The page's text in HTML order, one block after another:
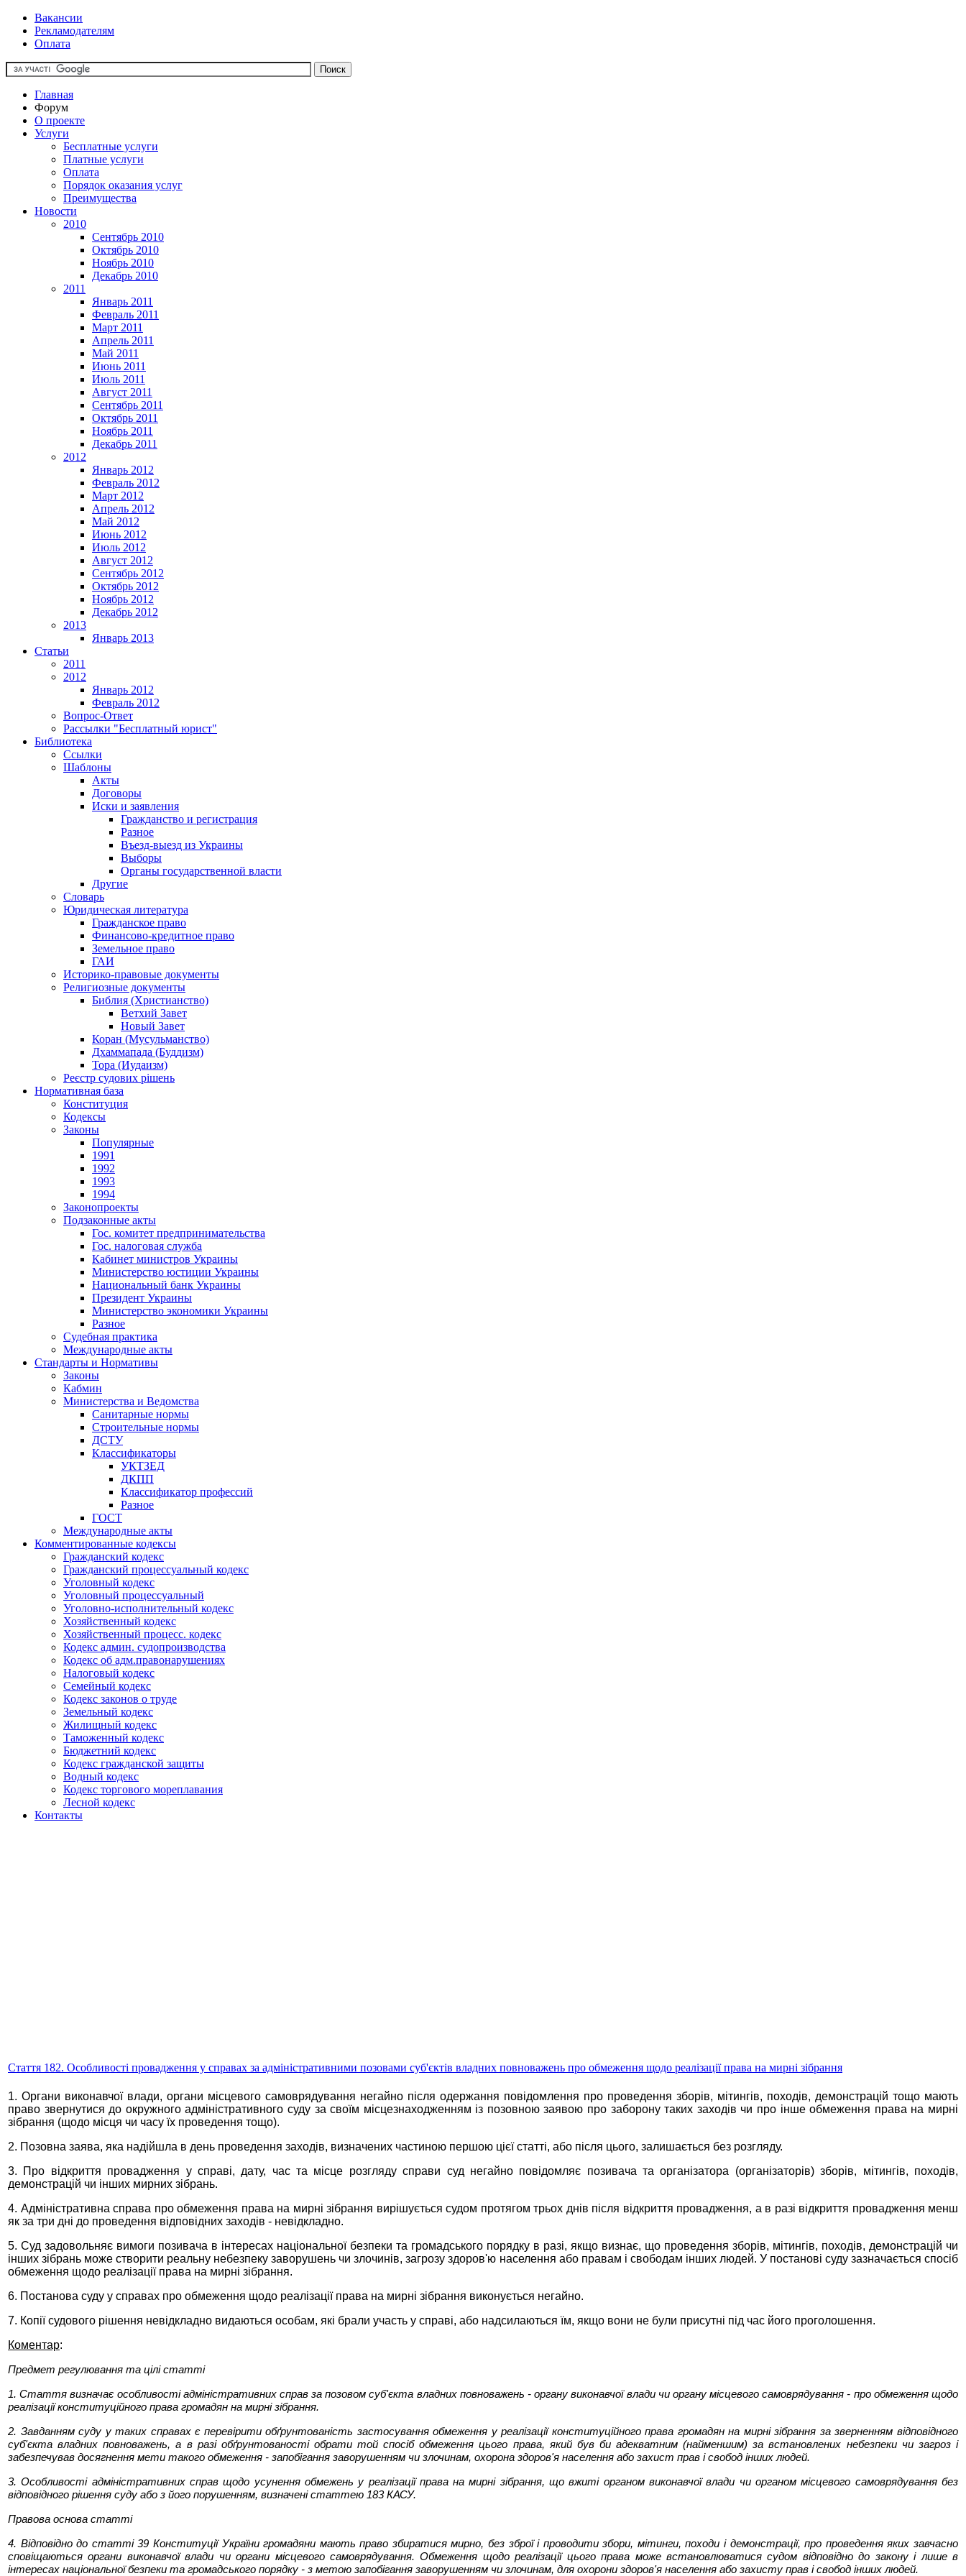
Вакансии
Рекламодателям
Оплата
Главная
Форум
О проекте
Услуги
Бесплатные услуги
Платные услуги
Оплата
Порядок оказания услуг
Преимущества
Новости
2010
Сентябрь 2010
Октябрь 2010
Ноябрь 2010
Декабрь 2010
2011
Январь 2011
Февраль 2011
Март 2011
Апрель 2011
Май 2011
Июнь 2011
Июль 2011
Август 2011
Сентябрь 2011
Октябрь 2011
Ноябрь 2011
Декабрь 2011
2012
Январь 2012
Февраль 2012
Март 2012
Апрель 2012
Май 2012
Июнь 2012
Июль 2012
Август 2012
Сентябрь 2012
Октябрь 2012
Ноябрь 2012
Декабрь 2012
2013
Январь 2013
Статьи
2011
2012
Январь 2012
Февраль 2012
Вопрос-Ответ
Рассылки "Бесплатный юрист"
Библиотека
Ссылки
Шаблоны
Акты
Договоры
Иски и заявления
Гражданство и регистрация
Разное
Въезд-выезд из Украины
Выборы
Органы государственной власти
Другие
Словарь
Юридическая литература
Гражданское право
Финансово-кредитное право
Земельное право
ГАИ
Историко-правовые документы
Религиозные документы
Библия (Христианство)
Ветхий Завет
Новый Завет
Коран (Мусульманство)
Дхаммапада (Буддизм)
Тора (Иудаизм)
Реєстр судових рішень
Нормативная база
Конституция
Кодексы
Законы
Популярные
1991
1992
1993
1994
Законопроекты
Подзаконные акты
Гос. комитет предпринимательства
Гос. налоговая служба
Кабинет министров Украины
Министерство юстиции Украины
Национальный банк Украины
Президент Украины
Министерство экономики Украины
Разное
Судебная практика
Международные акты
Стандарты и Нормативы
Законы
Кабмин
Министерства и Ведомства
Санитарные нормы
Строительные нормы
ДСТУ
Классификаторы
УКТЗЕД
ДКПП
Классификатор профессий
Разное
ГОСТ
Международные акты
Комментированные кодексы
Гражданский кодекс
Гражданский процессуальный кодекс
Уголовный кодекс
Уголовный процессуальный
Уголовно-исполнительный кодекс
Хозяйственный кодекс
Хозяйственный процесс. кодекс
Кодекс админ. судопроизводства
Кодекс об адм.правонарушениях
Налоговый кодекс
Семейный кодекс
Кодекс законов о труде
Земельный кодекс
Жилищный кодекс
Таможенный кодекс
Бюджетний кодекс
Кодекс гражданской защиты
Водный кодекс
Кодекс торгового мореплавания
Лесной кодекс
Контакты
Стаття 182. Особливості провадження у справах за адміністративними позовами суб'єктів владних повноважень про обмеження щодо реалізації права на мирні зібрання
1. Органи виконавчої влади, органи місцевого самоврядування негайно після одержання повідомлення про проведення зборів, мітингів, походів, демонстрацій тощо мають
право звернутися до окружного адміністративного суду за своїм місцезнаходженням із позовною заявою про заборону таких заходів чи про інше обмеження права на мирні
зібрання (щодо місця чи часу їх проведення тощо).
2. Позовна заява, яка надійшла в день проведення заходів, визначених частиною першою цієї статті, або після цього, залишається без розгляду.
3. Про відкриття провадження у справі, дату, час та місце розгляду справи суд негайно повідомляє позивача та організатора (організаторів) зборів, мітингів, походів,
демонстрацій чи інших мирних зібрань.
4. Адміністративна справа про обмеження права на мирні зібрання вирішується судом протягом трьох днів після відкриття провадження, а в разі відкриття провадження менш
як за три дні до проведення відповідних заходів - невідкладно.
5. Суд задовольняє вимоги позивача в інтересах національної безпеки та громадського порядку в разі, якщо визнає, що проведення зборів, мітингів, походів, демонстрацій чи
інших зібрань може створити реальну небезпеку заворушень чи злочинів, загрозу здоров'ю населення або правам і свободам інших людей. У постанові суду зазначається спосіб
обмеження щодо реалізації права на мирні зібрання.
6. Постанова суду у справах про обмеження щодо реалізації права на мирні зібрання виконується негайно.
7. Копії судового рішення невідкладно видаються особам, які брали участь у справі, або надсилаються їм, якщо вони не були присутні під час його проголошення.
Коментар:
Предмет регулювання та цілі статті
1. Стаття визначає особливості адміністративних справ за позовом суб'єкта владних повноважень - органу виконавчої влади чи органу місцевого самоврядування - про обмеження щодо
реалізації конституційного права громадян на мирні зібрання.
2. Завданням суду у таких справах є перевірити обґрунтованість застосування обмеження у реалізації конституційного права громадян на мирні зібрання за зверненням відповідного
суб'єкта владних повноважень, а в разі обґрунтованості обрати той спосіб обмеження цього права, який був би адекватним (найменшим) за встановлених небезпеки чи загроз і
забезпечував досягнення мети такого обмеження - запобігання заворушенням чи злочинам, охорона здоров'я населення або захист прав і свобод інших людей.
3. Особливості адміністративних справ щодо усунення обмежень у реалізації права на мирні зібрання, що вжиті органом виконавчої влади чи органом місцевого самоврядування без
відповідного рішення суду або з його порушенням, визначені статтею 183 КАСУ.
Правова основа статті
4. Відповідно до статті 39 Конституції України громадяни мають право збиратися мирно, без зброї і проводити збори, мітинги, походи і демонстрації, про проведення яких завчасно
сповіщаються органи виконавчої влади чи органи місцевого самоврядування. Обмеження щодо реалізації цього права може встановлюватися судом відповідно до закону і лише в
інтересах національної безпеки та громадського порядку - з метою запобігання заворушенням чи злочинам, для охорони здоров'я населення або захисту прав і свобод інших людей.